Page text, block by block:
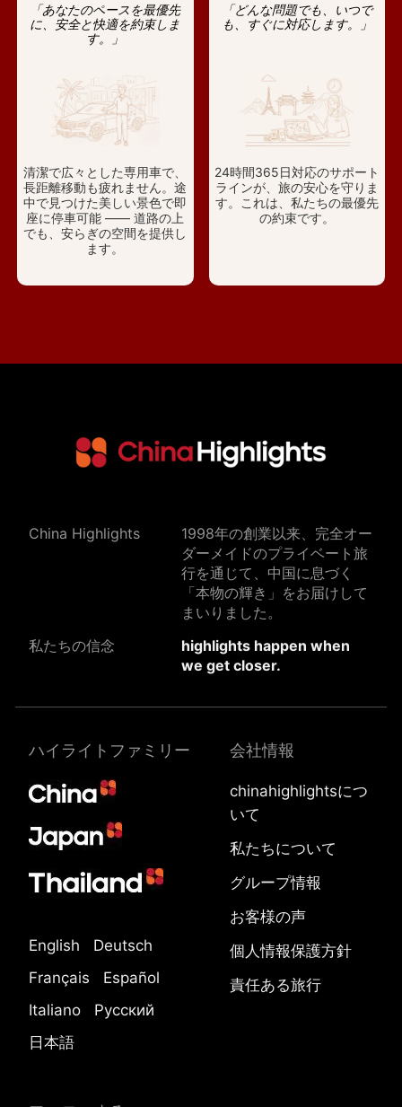
「あなたのペースを最優先
に、安全と快適を約束しま
す。」
清潔で広々とした専用車で、
長距離移動も疲れません。途
中で見つけた美しい景色で即
座に停車可能 —— 道路の上
でも、安らぎの空間を提供し
ます。
「どんな問題でも、いつで
も、すぐに対応します。」
24時間365日対応のサポート
ラインが、旅の安心を守りま
す。これは、私たちの最優先
の約束です。
China Highlights
1998年の創業以来、完全オー
ダーメイドのプライベート旅
行を通じて、中国に息づく
「本物の輝き」をお届けして
まいりました。
私たちの信念
highlights happen when
we get closer.
ハイライトファミリー
English
Deutsch
Français
Español
Italiano
Русский
日本語
会社情報
chinahighlightsにつ
いて
私たちについて
グループ情報
お客様の声
個人情報保護方針
責任ある旅行